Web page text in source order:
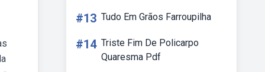
#13 Tudo Em Grãos Farroupilha
#14 Triste Fim De Policarpo
Quaresma Pdf